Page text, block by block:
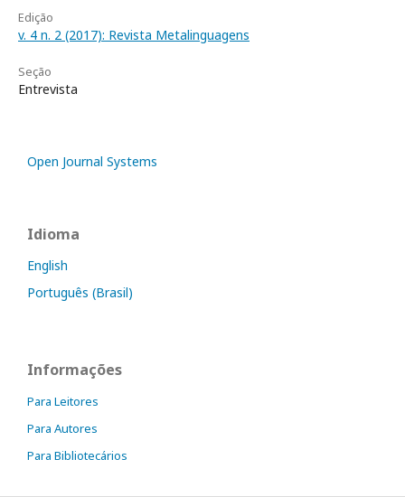
Edição
v. 4 n. 2 (2017): Revista Metalinguagens
Seção
Entrevista
Open Journal Systems
Idioma
English
Português (Brasil)
Informações
Para Leitores
Para Autores
Para Bibliotecários